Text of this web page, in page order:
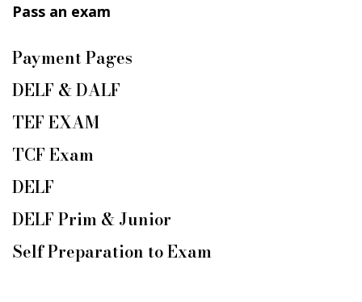
Pass an exam
Payment Pages
DELF & DALF
TEF EXAM
TCF Exam
DELF
DELF Prim & Junior
Self Preparation to Exam